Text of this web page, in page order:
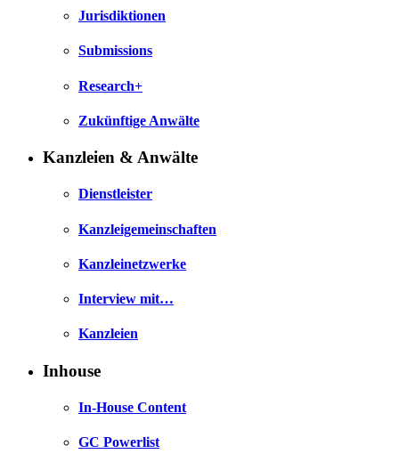
Jurisdiktionen
Submissions
Research+
Zukünftige Anwälte
Kanzleien & Anwälte
Dienstleister
Kanzleigemeinschaften
Kanzleinetzwerke
Interview mit…
Kanzleien
Inhouse
In-House Content
GC Powerlist